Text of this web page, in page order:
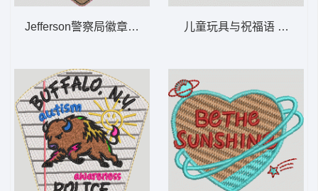
Jefferson警察局徽章 JEFFERSON POLICE DEP
儿童玩具与祝福语 小马